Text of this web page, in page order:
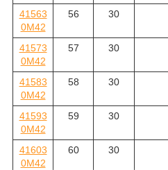
41563
0M42
56 30
41573
0M42
57 30
41583
0M42
58 30
41593
0M42
59 30
41603
0M42
60 30